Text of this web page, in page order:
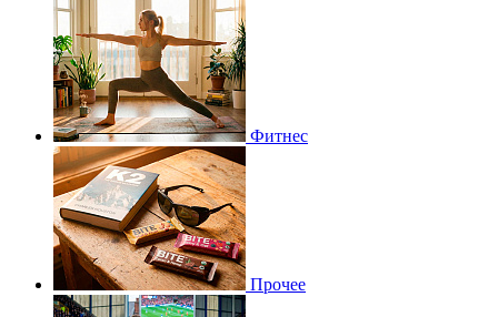
Фитнес
Прочее